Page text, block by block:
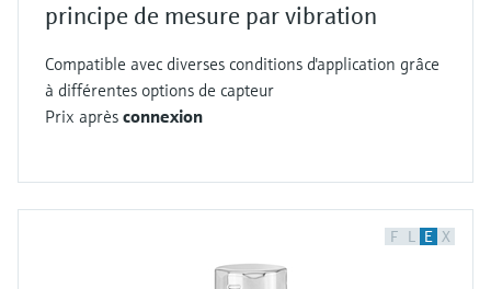
principe de mesure par vibration
Compatible avec diverses conditions d'application grâce
à différentes options de capteur
Prix après connexion
F L E X